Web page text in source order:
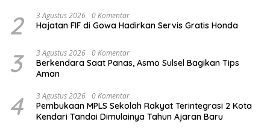
2 3 Agustus 2026 0 Komentar
Hajatan FIF di Gowa Hadirkan Servis Gratis Honda
3 3 Agustus 2026 0 Komentar
Berkendara Saat Panas, Asmo Sulsel Bagikan Tips
Aman
4 3 Agustus 2026 0 Komentar
Pembukaan MPLS Sekolah Rakyat Terintegrasi 2 Kota
Kendari Tandai Dimulainya Tahun Ajaran Baru